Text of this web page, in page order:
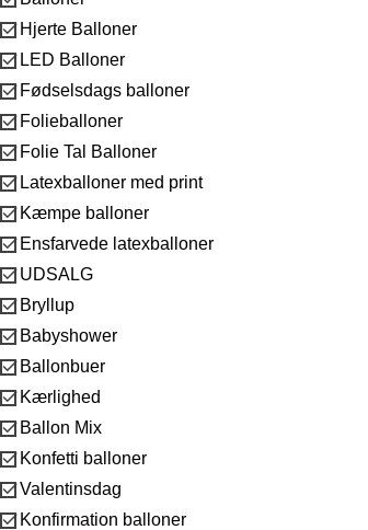
 Hjerte Balloner
 LED Balloner
 Fødselsdags balloner
 Folieballoner
 Folie Tal Balloner
 Latexballoner med print
 Kæmpe balloner
 Ensfarvede latexballoner
UDSALG
 Bryllup
 Babyshower
 Ballonbuer
 Kærlighed
 Ballon Mix
 Konfetti balloner
Valentinsdag
 Konfirmation balloner